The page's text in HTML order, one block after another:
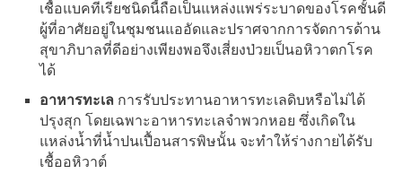
เชื้อแบคทีเรียชนิดนี้ถือเป็นแหล่งแพร่ระบาดของโรคชั้นดี
ผู้ที่อาศัยอยู่ในชุมชนแออัดและปราศจากการจัดการด้าน
สุขาภิบาลที่ดีอย่างเพียงพอจึงเสี่ยงป่วยเป็นอหิวาตกโรค
ได้
อาหารทะเล การรับประทานอาหารทะเลดิบหรือไม่ได้
ปรุงสุก โดยเฉพาะอาหารทะเลจำพวกหอย ซึ่งเกิดใน
แหล่งน้ำที่น้ำปนเปื้อนสารพิษนั้น จะทำให้ร่างกายได้รับ
เชื้ออหิวาต์